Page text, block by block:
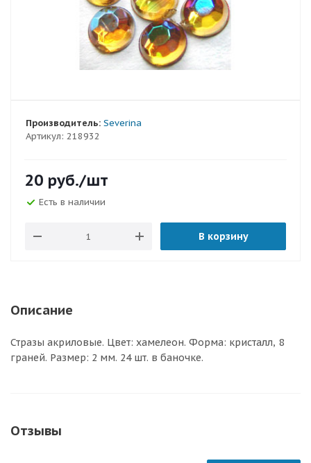
Артикул: 218932
Производитель: Severina
20 руб./шт
Есть в наличии
В корзину
Описание
Стразы акриловые. Цвет: хамелеон. Форма: кристалл, 8
граней. Размер: 2 мм. 24 шт. в баночке.
Отзывы